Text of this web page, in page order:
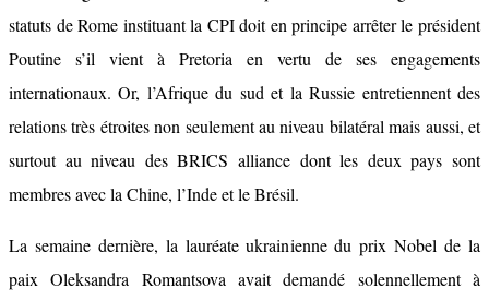
statuts de Rome instituant la CPI doit en principe arrêter le président
Poutine s’il vient à Pretoria en vertu de ses engagements
internationaux. Or, l’Afrique du sud et la Russie entretiennent des
relations très étroites non seulement au niveau bilatéral mais aussi, et
surtout au niveau des BRICS alliance dont les deux pays sont
membres avec la Chine, l’Inde et le Brésil.
La semaine dernière, la lauréate ukrainienne du prix Nobel de la
paix Oleksandra Romantsova avait demandé solennellement à